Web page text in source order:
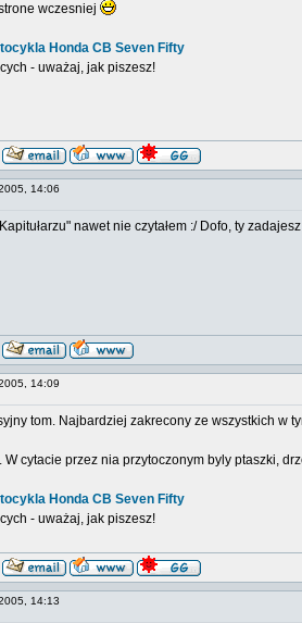
wczesniej
Honda CB Seven Fifty
- uważaj, jak piszesz!
2005, 14:06
nawet nie czytałem :/ Dofo, ty
2005, 14:09
tom. Najbardziej zakrecony ze wszystkich w
cytacie przez nia przytoczonym byly ptaszki,
Honda CB Seven Fifty
- uważaj, jak piszesz!
2005, 14:13